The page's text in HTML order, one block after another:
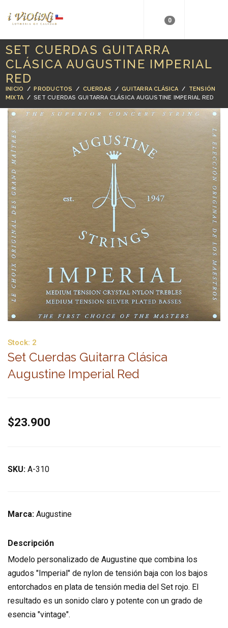
0
SET CUERDAS GUITARRA
CLÁSICA AUGUSTINE IMPERIAL
RED
INICIO /PRODUCTOS / CUERDAS /GUITARRA CLÁSICA / TENSIÓN
MIXTA /SET CUERDAS GUITARRA CLÁSICA AUGUSTINE IMPERIAL RED
Stock: 2
Set Cuerdas Guitarra Clásica
Augustine Imperial Red
$23.900
SKU: A-310
Marca: Augustine
Descripción
Modelo personalizado de Augustine que combina los
agudos "Imperial" de nylon de tensión baja con los bajos
entorchados en plata de tensión media del Set rojo. El
resultado es un sonido claro y potente con un grado de
esencia "vintage".